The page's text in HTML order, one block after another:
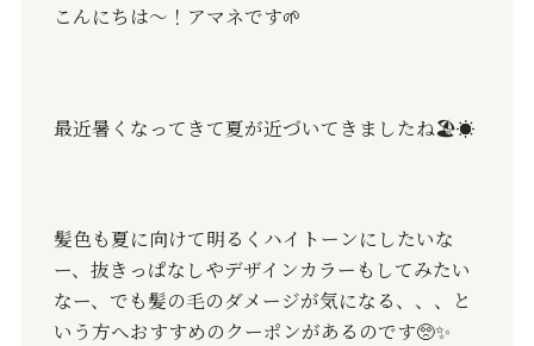
こんにちは〜！アマネです🌱
最近暑くなってきて夏が近づいてきましたね🏖☀️
髪色も夏に向けて明るくハイトーンにしたいな
ー、抜きっぱなしやデザインカラーもしてみたい
なー、でも髪の毛のダメージが気になる、、、と
いう方へおすすめのクーポンがあるのです🥺✨️